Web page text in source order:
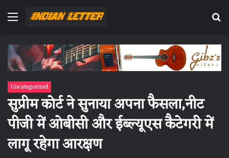
Menu
Uncategorized
सुप्रीम कोर्ट ने सुनाया अपना फैसला,नीट
पीजी में ओबीसी और ईब्ल्यूएस कैटेगरी में
लागू रहेगा आरक्षण